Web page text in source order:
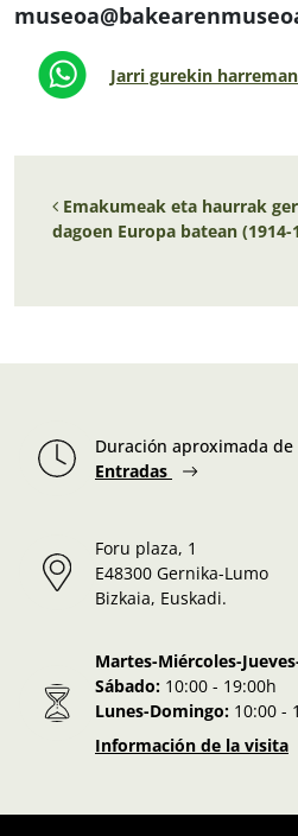
Jarri gurekin
Post navigation
Emakumeak eta haurrak
dagoen Europa batean (1914-
Duración aproximada de
Entradas
Foru plaza, 1
E48300 Gernika-Lumo
Bizkaia, Euskadi.
Martes-Miércoles-
Sábado: 10:00 - 19:00h
Lunes-Domingo: 10:00 -
Información de la visita